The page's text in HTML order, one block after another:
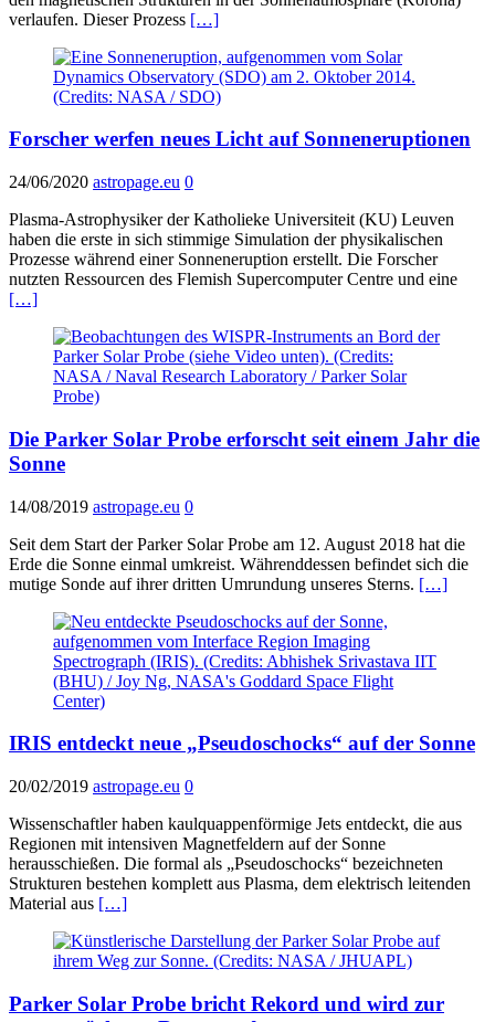
verlaufen. Dieser Prozess […]
Forscher werfen neues Licht auf Sonneneruptionen
24/06/2020 astropage.eu 0
Plasma-Astrophysiker der Katholieke Universiteit (KU) Leuven
haben die erste in sich stimmige Simulation der physikalischen
Prozesse während einer Sonneneruption erstellt. Die Forscher
nutzten Ressourcen des Flemish Supercomputer Centre und eine
[…]
Die Parker Solar Probe erforscht seit einem Jahr die
Sonne
14/08/2019 astropage.eu 0
Seit dem Start der Parker Solar Probe am 12. August 2018 hat die
Erde die Sonne einmal umkreist. Währenddessen befindet sich die
mutige Sonde auf ihrer dritten Umrundung unseres Sterns. […]
IRIS entdeckt neue „Pseudoschocks“ auf der Sonne
20/02/2019 astropage.eu 0
Wissenschaftler haben kaulquappenförmige Jets entdeckt, die aus
Regionen mit intensiven Magnetfeldern auf der Sonne
herausschießen. Die formal als „Pseudoschocks“ bezeichneten
Strukturen bestehen komplett aus Plasma, dem elektrisch leitenden
Material aus […]
Parker Solar Probe bricht Rekord und wird zur